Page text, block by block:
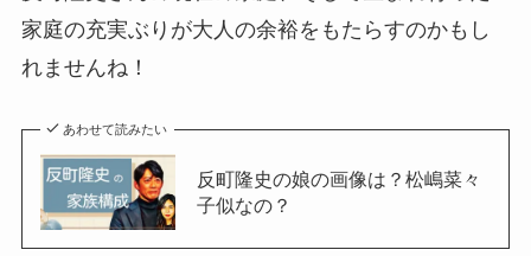
家庭の充実ぶりが大人の余裕をもたらすのかもし
れませんね！
あわせて読みたい
反町隆史の娘の画像は？松嶋菜々
子似なの？